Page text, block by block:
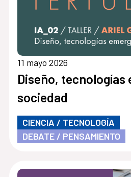
11 mayo 2026
Diseño, tecnologías
sociedad
CIENCIA / TECNOLOGÍA
DEBATE / PENSAMIENTO